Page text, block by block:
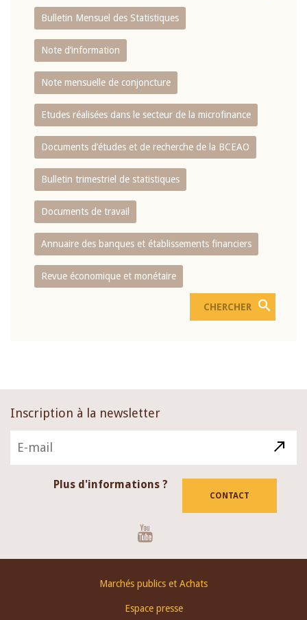
Bulletin Mensuel des Statistiques
Note d’information
Note mensuelle de conjoncture
Etudes réalisées dans le secteur de la microfinance
Documents d’études et de recherche de la BCEAO
Bulletin trimestriel de statistiques
Documents de travail
Annuaire des banques et établissements financiers
Revue économique et monétaire
Inscription à la newsletter
Plus d'informations ?
CONTACT
Marchés publics et Achats
Espace presse